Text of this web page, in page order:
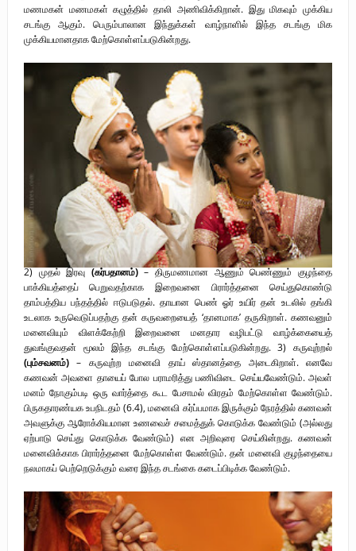
மணமகன் மணமகள் கழுத்தில் தாலி அணிவிக்கிறான். இது மிகவும் முக்கிய
சடங்கு ஆகும். பெரும்பாலான இந்துக்கள் வாழ்நாளில் இந்த சடங்கு மிக
முக்கியமானதாக மேற்கொள்ளப்படுகின்றது.
2) முதல் இரவு(கர்பதானம்)– திருமணமான ஆணும் பெண்ணும் குழந்தை
பாக்கியத்தைப் பெறுவதற்காக இறைவனை பிரார்த்தனை செய்துகொண்டு
தாம்பத்திய பந்தத்தில் ஈடுபடுதல். தாயான பெண் ஓர் உயிர் தன் உடலில் தங்கி
உடலாக உருவெடுப்பதற்கு தன் கருவறையைத் ‘தானமாக’ தருகிறாள். கணவனும்
மனைவியும் விளக்கேற்றி இறைவனை மனதார வழிபட்டு வாழ்க்கையைத்
துவங்குவதன் மூலம் இந்த சடங்கு மேற்கொள்ளப்படுகின்றது. 3) கருவுற்றல்
(பும்சவனம்)– கருவுற்ற மனைவி தாய் ஸ்தானத்தை அடைகிறாள். எனவே
கணவன் அவளை தாயைப் போல பராமரித்து பணிவிடை செய்யவேண்டும். அவள்
மனம் நோகும்படி ஒரு வார்த்தை கூட பேசாமல் விரதம் மேற்கொள்ள வேண்டும்.
பிருகதாரண்யக உபநிடதம் (6.4), மனைவி கர்ப்பமாக இருக்கும் நேரத்தில் கணவன்
அவளுக்கு ஆரோக்கியமான உணவைச் சமைத்துக் கொடுக்க வேண்டும் (அல்லது
ஏற்பாடு செய்து கொடுக்க வேண்டும்) என அறிவுரை செய்கின்றது. கணவன்
மனைவிக்காக பிரார்த்தனை மேற்கொள்ள வேண்டும். தன் மனைவி குழந்தையை
நலமாகப் பெற்றெடுக்கும் வரை இந்த சடங்கை கடைப்பிடிக்க வேண்டும்.